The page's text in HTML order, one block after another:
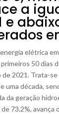
a
e
elétrica
50 dias
de 2021. Trata-
uma década,
da geração
73,2%, avança o